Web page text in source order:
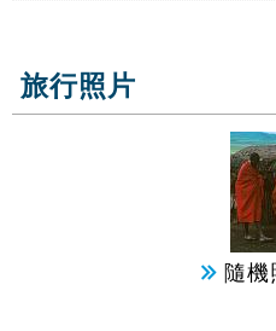
旅行照片
隨機